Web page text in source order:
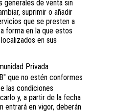
generales de venta sin
suprimir o añadir
que se presten a
forma en la que estos
en sus
Privada
" que no estén conformes
las condiciones
y, a partir de la fecha
entrará en vigor, deberán